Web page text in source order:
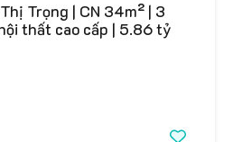
Trọng | CN 34m² | 3
thất cao cấp | 5.86 tỷ